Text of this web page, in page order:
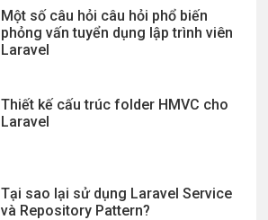
Một số câu hỏi câu hỏi phổ biến
phỏng vấn tuyển dụng lập trình viên
Laravel
Thiết kế cấu trúc folder HMVC cho
Laravel
Tại sao lại sử dụng Laravel Service
và Repository Pattern?